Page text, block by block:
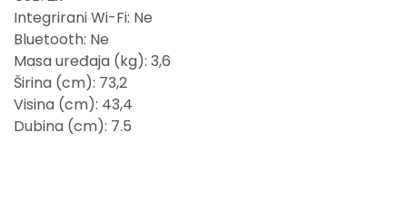
Integrirani Wi-Fi: Ne
Bluetooth: Ne
Masa uređaja (kg): 3,6
Širina (cm): 73,2
Visina (cm): 43,4
Dubina (cm): 7.5